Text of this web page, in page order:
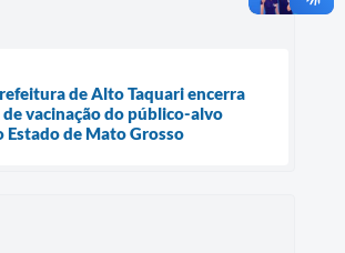
de Alto Taquari encerra
vacinação do público-alvo
Estado de Mato Grosso